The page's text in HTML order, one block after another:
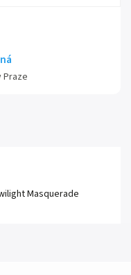
Praze
Masquerade